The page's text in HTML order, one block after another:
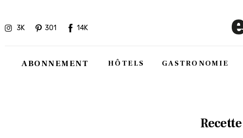
3K 301 14K
ABONNEMENT HÔTELS GASTRONOMIE
Gastronomie
Recettes